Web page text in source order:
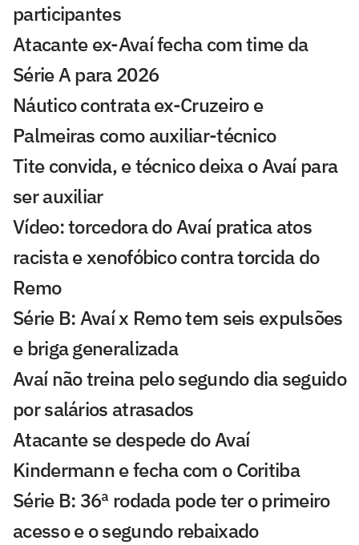
participantes
Atacante ex-Avaí fecha com time da
Série A para 2026
Náutico contrata ex-Cruzeiro e
Palmeiras como auxiliar-técnico
Tite convida, e técnico deixa o Avaí para
ser auxiliar
Vídeo: torcedora do Avaí pratica atos
racista e xenofóbico contra torcida do
Remo
Série B: Avaí x Remo tem seis expulsões
e briga generalizada
Avaí não treina pelo segundo dia seguido
por salários atrasados
Atacante se despede do Avaí
Kindermann e fecha com o Coritiba
Série B: 36ª rodada pode ter o primeiro
acesso e o segundo rebaixado